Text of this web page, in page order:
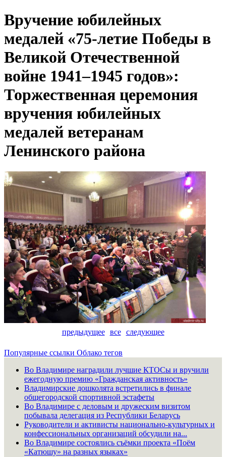
Вручение юбилейных
медалей «75-летие Победы в
Великой Отечественной
войне 1941–1945 годов»:
Торжественная церемония
вручения юбилейных
медалей ветеранам
Ленинского района
предыдущее все следующее
Популярные ссылки Облако тегов
Во Владимире наградили лучшие КТОСы и вручили
ежегодную премию «Гражданская активность»
Владимирские дошколята встретились в финале
общегородской спортивной эстафеты
Во Владимире с деловым и дружеским визитом
побывала делегация из Республики Беларусь
Руководители и активисты национально-культурных и
конфессиональных организаций обсудили на...
Во Владимире состоялись съёмки проекта «Поём
«Катюшу» на разных языках»